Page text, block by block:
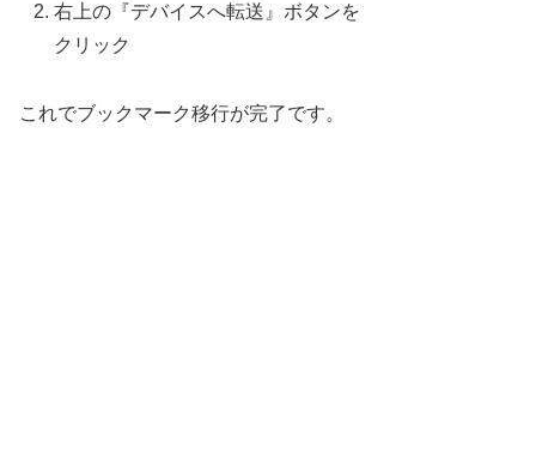
右上の『デバイスへ転送』ボタンを
クリック
これでブックマーク移行が完了です。